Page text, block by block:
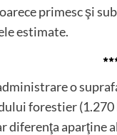
primesc şi
estimate.
o
forestier
diferenţa